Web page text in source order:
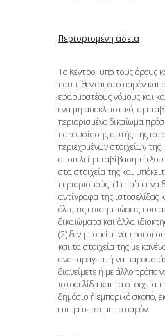
Περιορισμένη άδεια
Το Κέντρο, υπό τους όρους
που τίθενται στο παρόν και
εφαρμοστέους νόμους και
ένα μη αποκλειστικό,
περιορισμένο δικαίωμα
παρουσίασης αυτής της
περιεχομένων στοιχείων
αποτελεί μεταβίβαση
στα στοιχεία της και
περιορισμούς: (1) πρέπει να
αντίγραφα της ιστοσελίδας
όλες τις επισημειώσεις
δικαιώματα και άλλα
(2) δεν μπορείτε να
και τα στοιχεία της με
αναπαράγετε ή να
διανείμετε ή με άλλο τρόπο
ιστοσελίδα και τα στοιχεία
δημόσιο ή εμπορικό σκοπό,
επιτρέπεται με το παρόν.